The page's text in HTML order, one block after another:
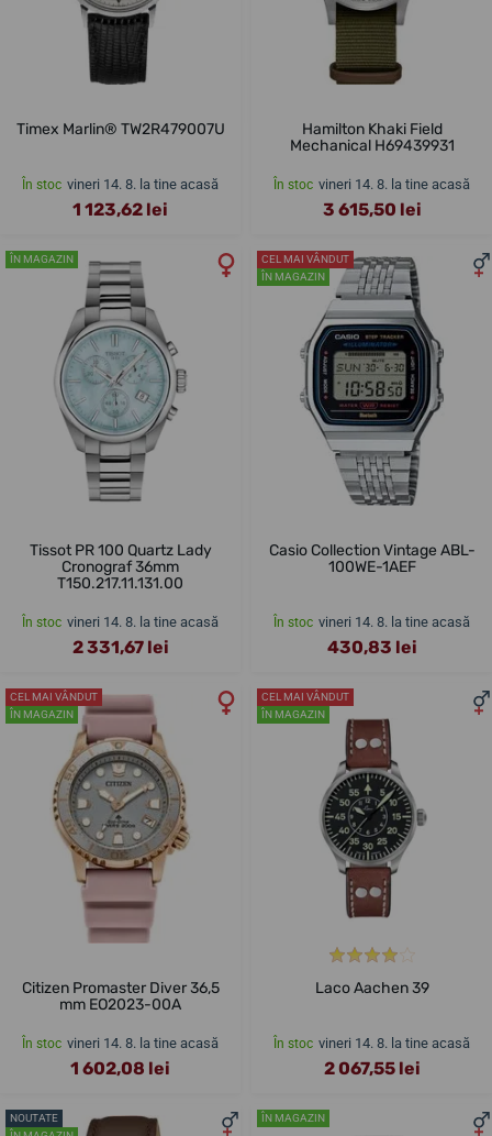
Timex Marlin® TW2R479007U
În stoc vineri 14. 8. la tine acasă
1 123,62 lei
Hamilton Khaki Field
Mechanical H69439931
În stoc vineri 14. 8. la tine acasă
3 615,50 lei
ÎN MAGAZIN
Tissot PR 100 Quartz Lady
Cronograf 36mm
T150.217.11.131.00
În stoc vineri 14. 8. la tine acasă
2 331,67 lei
CEL MAI VÂNDUT
ÎN MAGAZIN
Casio Collection Vintage ABL-
100WE-1AEF
În stoc vineri 14. 8. la tine acasă
430,83 lei
CEL MAI VÂNDUT
ÎN MAGAZIN
Citizen Promaster Diver 36,5
mm EO2023-00A
În stoc vineri 14. 8. la tine acasă
1 602,08 lei
CEL MAI VÂNDUT
ÎN MAGAZIN
Laco Aachen 39
În stoc vineri 14. 8. la tine acasă
2 067,55 lei
NOUTATE
ÎN MAGAZIN